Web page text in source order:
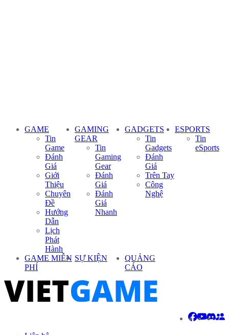
GAME
Tin
Game
Đánh
Giá
Giới
Thiệu
Chuyên
Đề
Hướng
Dẫn
Lịch
Phát
Hành
GAMING
GEAR
Tin
Gaming
Gear
Đánh
Giá
Đánh
Giá
Nhanh
GADGETS
Tin
Gadgets
Đánh
Giá
Trên Tay
Công
Nghệ
ESPORTS
Tin
eSports
GAME MIỄN
PHÍ
SỰ KIỆN
QUẢNG
CÁO